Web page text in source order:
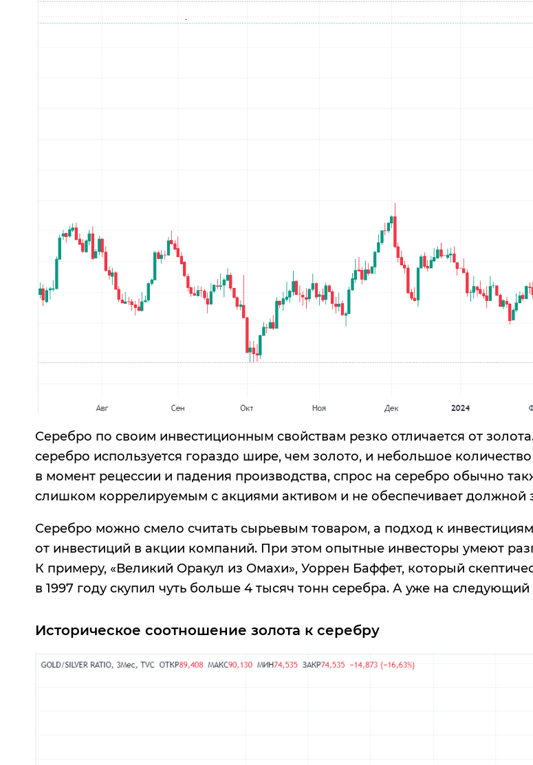
Серебро по своим инвестиционным свойствам резко отличается от
серебро используется гораздо шире, чем золото, и небольшое
в момент рецессии и падения производства, спрос на серебро обычно
слишком коррелируемым с акциями активом и не обеспечивает должной
Серебро можно смело считать сырьевым товаром, а подход к
от инвестиций в акции компаний. При этом опытные инвесторы умеют
К примеру, «Великий Оракул из Омахи», Уоррен Баффет, который
в 1997 году скупил чуть больше 4 тысяч тонн серебра. А уже на
Историческое соотношение золота к серебру